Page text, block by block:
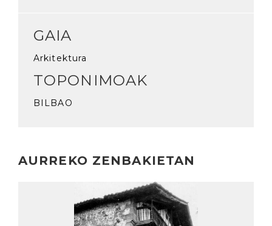
GAIA
Arkitektura
TOPONIMOAK
BILBAO
AURREKO ZENBAKIETAN